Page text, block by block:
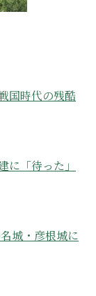
国時代の残酷
「待った」
城・彦根城に